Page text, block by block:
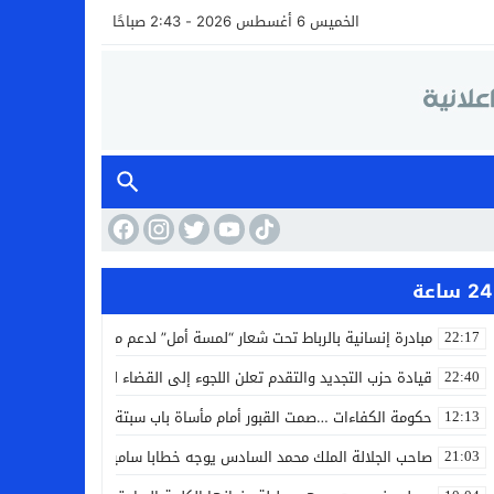
الخميس 6 أغسطس 2026 - 2:43 صباحًا
24 ساعة
22:17 مبادرة إنسانية بالرباط تحت شعار “لمسة أمل” لدعم مرضى السرطان
22:40 قيادة حزب التجديد والتقدم تعلن اللجوء إلى القضاء لمواجهة ما
12:13 حكومة الكفاءات …صمت القبور أمام مأساة باب سبتة
21:03 صاحب الجلالة الملك محمد السادس يوجه خطابا ساميا إلى الأمة